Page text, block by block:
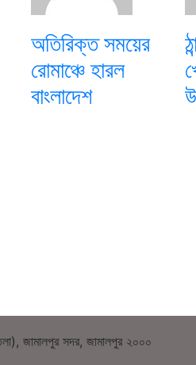
অতিরিক্ত সময়ের
রোমাঞ্চে হারল
বাংলাদেশ
জামালপুর সদর, জামালপুর ২০০০